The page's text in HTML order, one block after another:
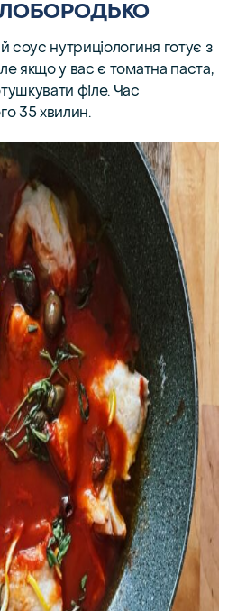
соус нутриціологиня готує з
якщо у вас є томатна паста,
філе. Час
35 хвилин.